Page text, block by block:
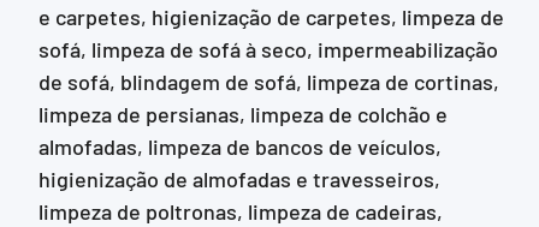
e carpetes, higienização de carpetes, limpeza de
sofá, limpeza de sofá à seco, impermeabilização
de sofá, blindagem de sofá, limpeza de cortinas,
limpeza de persianas, limpeza de colchão e
almofadas, limpeza de bancos de veículos,
higienização de almofadas e travesseiros,
limpeza de poltronas, limpeza de cadeiras,